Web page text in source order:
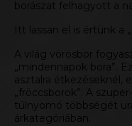
borászat felhagyott a
Itt lassan el is értünk a
A világ vörösbor
„mindennapok bora”.
asztalra étkezéseknél,
„fröccsborok”. A
túlnyomó többségét
árkategóriában.